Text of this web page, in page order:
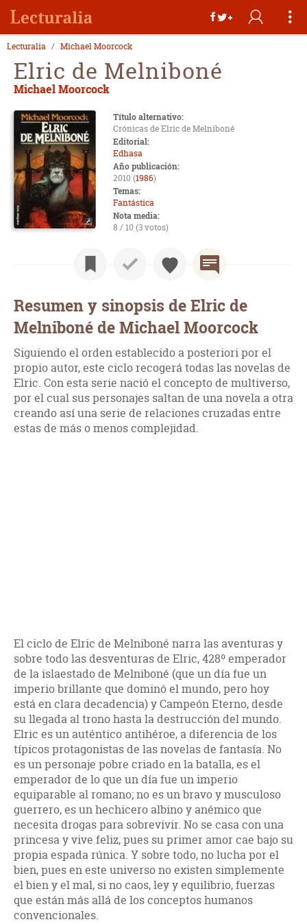
Lecturalia Michael Moorcock
Elric de Melniboné
Michael Moorcock
Título alternativo:
Crónicas de Elric de Melniboné
Editorial:
Edhasa
Año publicación:
2010 (1986)
Temas:
Fantástica
Nota media:
8 / 10 (3 votos)
Resumen y sinopsis de Elric de
Melniboné de Michael Moorcock
Siguiendo el orden establecido a posteriori por el
propio autor, este ciclo recogerá todas las novelas de
Elric. Con esta serie nació el concepto de multiverso,
por el cual sus personajes saltan de una novela a otra
creando así una serie de relaciones cruzadas entre
estas de más o menos complejidad.
El ciclo de Elric de Melniboné narra las aventuras y
sobre todo las desventuras de Elric, 428º emperador
de la islaestado de Melniboné (que un día fue un
imperio brillante que dominó el mundo, pero hoy
está en clara decadencia) y Campeón Eterno, desde
su llegada al trono hasta la destrucción del mundo.
Elric es un auténtico antihéroe, a diferencia de los
típicos protagonistas de las novelas de fantasía. No
es un personaje pobre criado en la batalla, es el
emperador de lo que un día fue un imperio
equiparable al romano; no es un bravo y musculoso
guerrero, es un hechicero albino y anémico que
necesita drogas para sobrevivir. No se casa con una
princesa y vive feliz, pues su primer amor cae bajo su
propia espada rúnica. Y sobre todo, no lucha por el
bien, pues en este universo no existen simplemente
el bien y el mal, si no caos, ley y equilibrio, fuerzas
que están más allá de los conceptos humanos
convencionales.